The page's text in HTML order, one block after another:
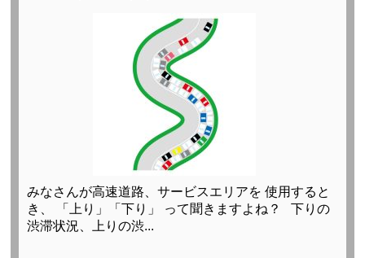
みなさんが高速道路、サービスエリアを 使用すると
き、 「上り」「下り」 って聞きますよね？ 下りの
渋滞状況、上りの渋...